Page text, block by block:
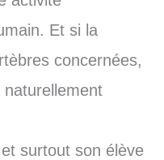
Et si la
concernées,
naturellement
surtout son élève